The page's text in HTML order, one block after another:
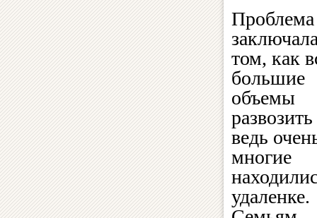
Проблема
том, как
большие
объемы
ведь
многие
удаленке.